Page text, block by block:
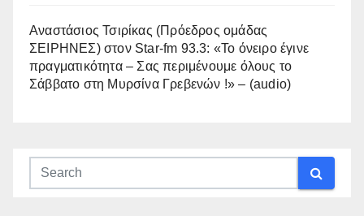
Αναστάσιος Τσιρίκας (Πρόεδρος ομάδας
ΣΕΙΡΗΝΕΣ) στον Star-fm 93.3: «Το όνειρο έγινε
πραγματικότητα – Σας περιμένουμε όλους το
Σάββατο στη Μυρσίνα Γρεβενών !» – (audio)